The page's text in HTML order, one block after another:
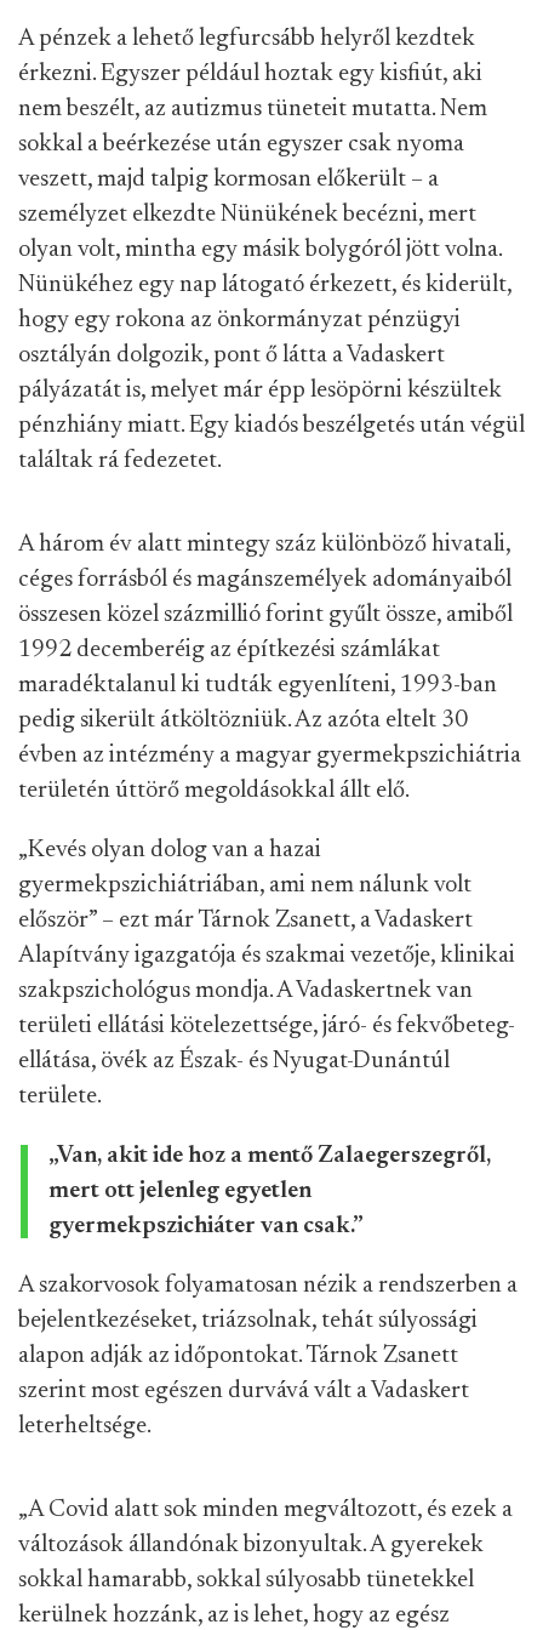
A pénzek a lehető legfurcsább helyről kezdtek
érkezni. Egyszer például hoztak egy kisfiút, aki
nem beszélt, az autizmus tüneteit mutatta. Nem
sokkal a beérkezése után egyszer csak nyoma
veszett, majd talpig kormosan előkerült – a
személyzet elkezdte Nünükének becézni, mert
olyan volt, mintha egy másik bolygóról jött volna.
Nünükéhez egy nap látogató érkezett, és kiderült,
hogy egy rokona az önkormányzat pénzügyi
osztályán dolgozik, pont ő látta a Vadaskert
pályázatát is, melyet már épp lesöpörni készültek
pénzhiány miatt. Egy kiadós beszélgetés után végül
találtak rá fedezetet.
A három év alatt mintegy száz különböző hivatali,
céges forrásból és magánszemélyek adományaiból
összesen közel százmillió forint gyűlt össze, amiből
1992 decemberéig az építkezési számlákat
maradéktalanul ki tudták egyenlíteni, 1993-ban
pedig sikerült átköltözniük. Az azóta eltelt 30
évben az intézmény a magyar gyermekpszichiátria
területén úttörő megoldásokkal állt elő.
„Kevés olyan dolog van a hazai
gyermekpszichiátriában, ami nem nálunk volt
először” – ezt már Tárnok Zsanett, a Vadaskert
Alapítvány igazgatója és szakmai vezetője, klinikai
szakpszichológus mondja. A Vadaskertnek van
területi ellátási kötelezettsége, járó- és fekvőbeteg-
ellátása, övék az Észak- és Nyugat-Dunántúl
területe.
„Van, akit ide hoz a mentő Zalaegerszegről,
mert ott jelenleg egyetlen
gyermekpszichiáter van csak.”
A szakorvosok folyamatosan nézik a rendszerben a
bejelentkezéseket, triázsolnak, tehát súlyossági
alapon adják az időpontokat. Tárnok Zsanett
szerint most egészen durvává vált a Vadaskert
leterheltsége.
„A Covid alatt sok minden megváltozott, és ezek a
változások állandónak bizonyultak. A gyerekek
sokkal hamarabb, sokkal súlyosabb tünetekkel
kerülnek hozzánk, az is lehet, hogy az egész